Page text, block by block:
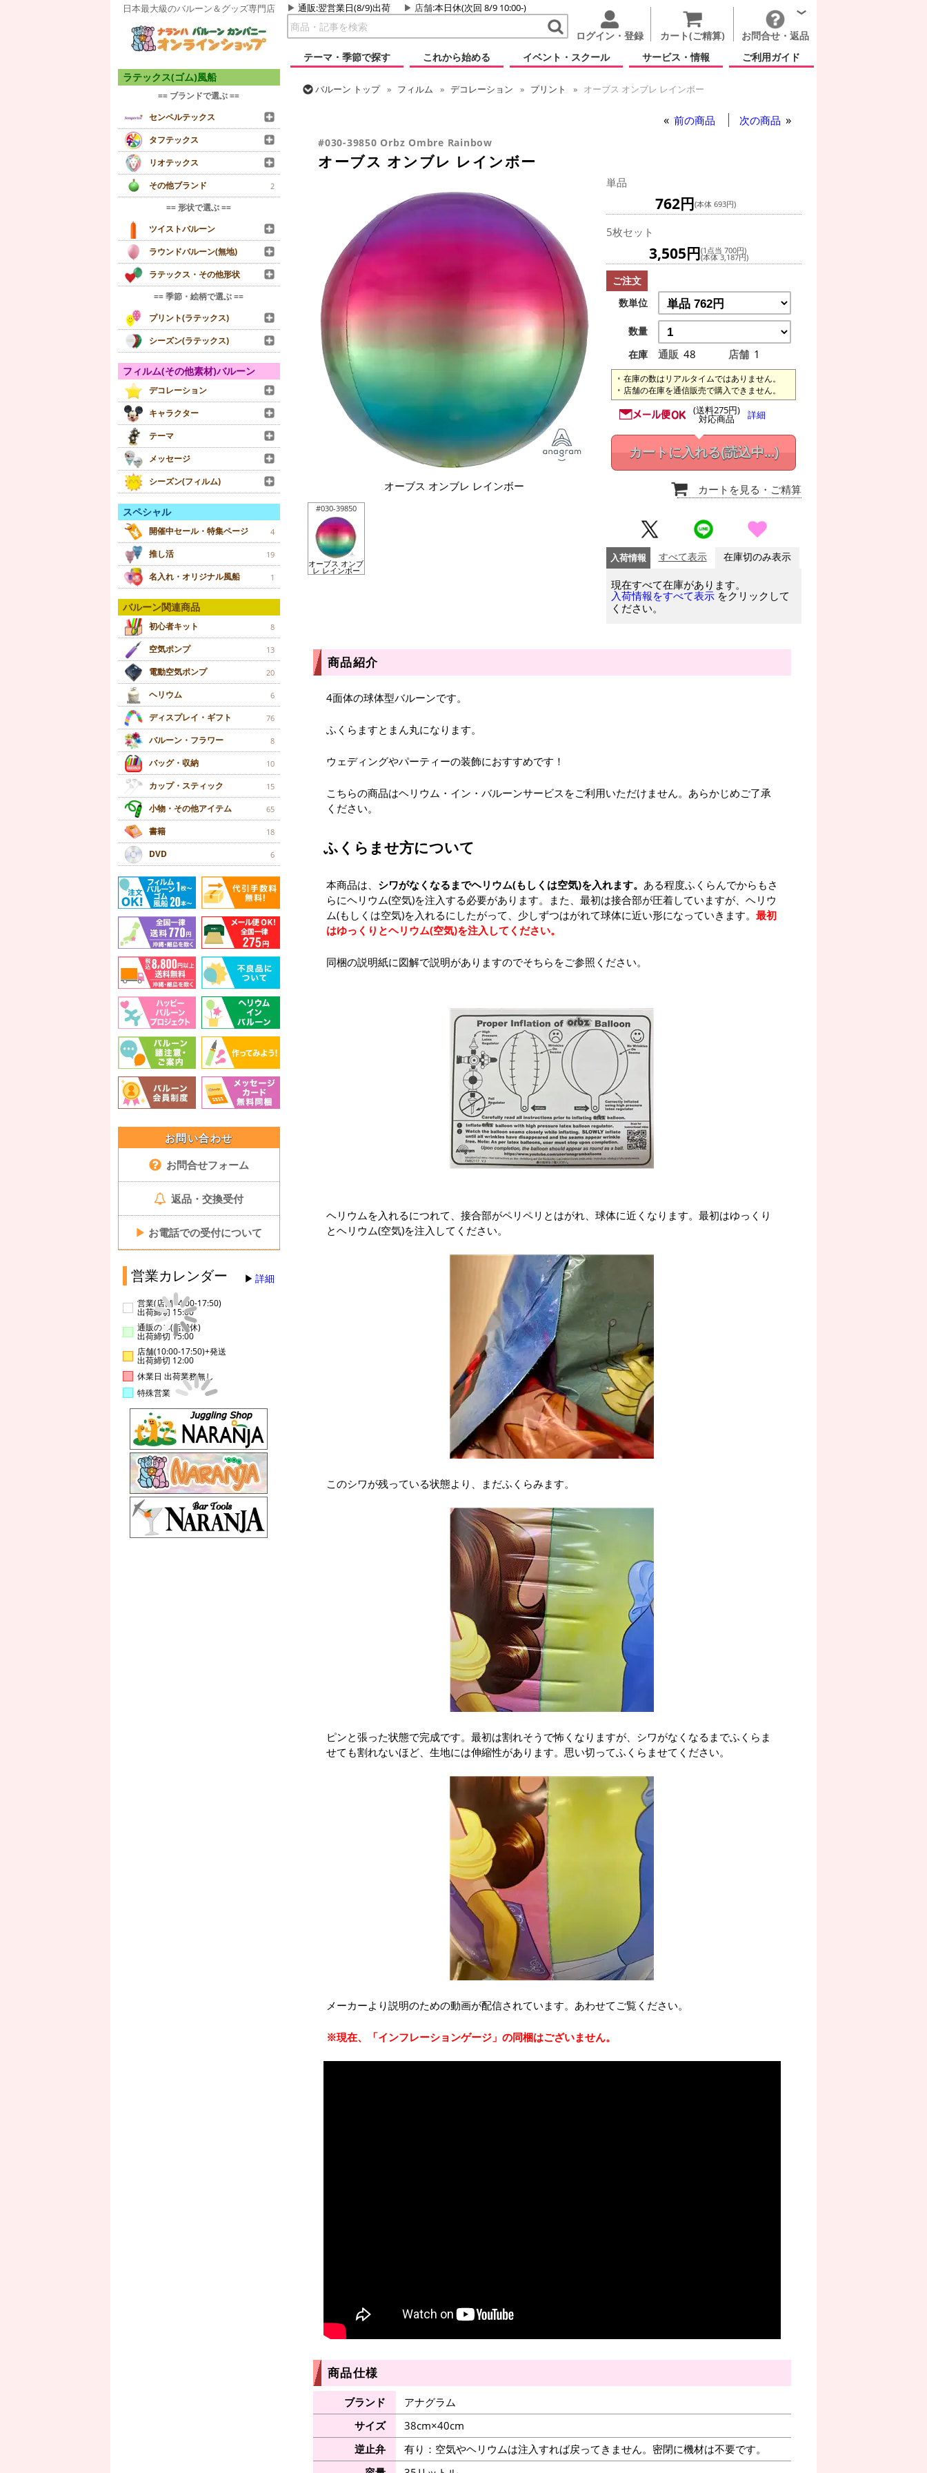
日本最大級のバルーン＆グッズ専門店 通販:翌営業日(8/9)出荷 店舗:本日休(次回 8/9 10:00-)
ログイン・登録 カート(ご精算)
お問合せ・返品
テーマ・季節で探す
これから始める イベント・スクール サービス・情報 ご利用ガイド
ラテックス(ゴム)風船
== ブランドで選ぶ ==
センペルテックス
タフテックス
リオテックス
その他ブランド
2
== 形状で選ぶ ==
ツイストバルーン
ラウンドバルーン(無地)
ラテックス・その他形状
== 季節・絵柄で選ぶ ==
プリント(ラテックス)
シーズン(ラテックス)
フィルム(その他素材)バルーン
デコレーション
キャラクター
テーマ
メッセージ
シーズン(フィルム)
スペシャル
開催中セール・特集ページ 4
推し活 19
名入れ・オリジナル風船 1
バルーン関連商品
初心者キット 8
空気ポンプ 13
電動空気ポンプ 20
ヘリウム 6
ディスプレイ・ギフト 76
バルーン・フラワー 8
バッグ・収納 10
カップ・スティック 15
小物・その他アイテム 65
書籍 18
DVD 6
お問い合わせ
お問合せフォーム
返品・交換受付
▶ お電話での受付について
営業カレンダー 詳細
営業(店舗14:00-17:50)
出荷締切 15:00
通販のみ(店舗休)
出荷締切 15:00
店舗(10:00-17:50)+発送
出荷締切 12:00
休業日 出荷業務無し
特殊営業
バルーン トップ フィルム デコレーション プリント
オーブス オンブレ レインボー
前の商品 次の商品
#030-39850 Orbz Ombre Rainbow
オーブス オンブレ レインボー
オーブス オンブレ レインボー
#030-39850
オーブス オンブ
レ レインボー
単品
762円(本体 693円)
5枚セット
3,505円(1点当 700円)
(本体 3,187円)
ご注文
数単位
数量
在庫
通販 48 店舗 1
在庫の数はリアルタイムではありません。
店舗の在庫を通信販売で購入できません。
(送料275円)
対応商品 詳細
カートに入れる(読込中...)
カートを見る ・ご精算
入荷情報 すべて表示 在庫切のみ表示
現在すべて在庫があります。
入荷情報をすべて表示 をクリックして
ください。
商品紹介
4面体の球体型バルーンです。
ふくらますとまん丸になります。
ウェディングやパーティーの装飾におすすめです！
こちらの商品はヘリウム・イン・バルーンサービスをご利用いただけません。あらかじめご了承
ください。
ふくらませ方について
本商品は、 シワがなくなるまでヘリウム(もしくは空気)を入れます。 ある程度ふくらんでからもさ
らにヘリウム(空気)を注入する必要があります。また、最初は接合部が圧着していますが、ヘリウ
ム(もしくは空気)を入れるにしたがって、少しずつはがれて球体に近い形になっていきます。 最初
はゆっくりとヘリウム(空気)を注入してください。
同梱の説明紙に図解で説明がありますのでそちらをご参照ください。
ヘリウムを入れるにつれて、接合部がペリペリとはがれ、球体に近くなります。最初はゆっくり
とヘリウム(空気)を注入してください。
このシワが残っている状態より、まだふくらみます。
ピンと張った状態で完成です。最初は割れそうで怖くなりますが、シワがなくなるまでふくらま
せても割れないほど、生地には伸縮性があります。思い切ってふくらませてください。
メーカーより説明のための動画が配信されています。あわせてご覧ください。
※現在、「インフレーションゲージ」の同梱はございません。
商品仕様
ブランド
アナグラム
サイズ
38cm×40cm
逆止弁
有り：空気やヘリウムは注入すれば戻ってきません。密閉に機材は不要です。